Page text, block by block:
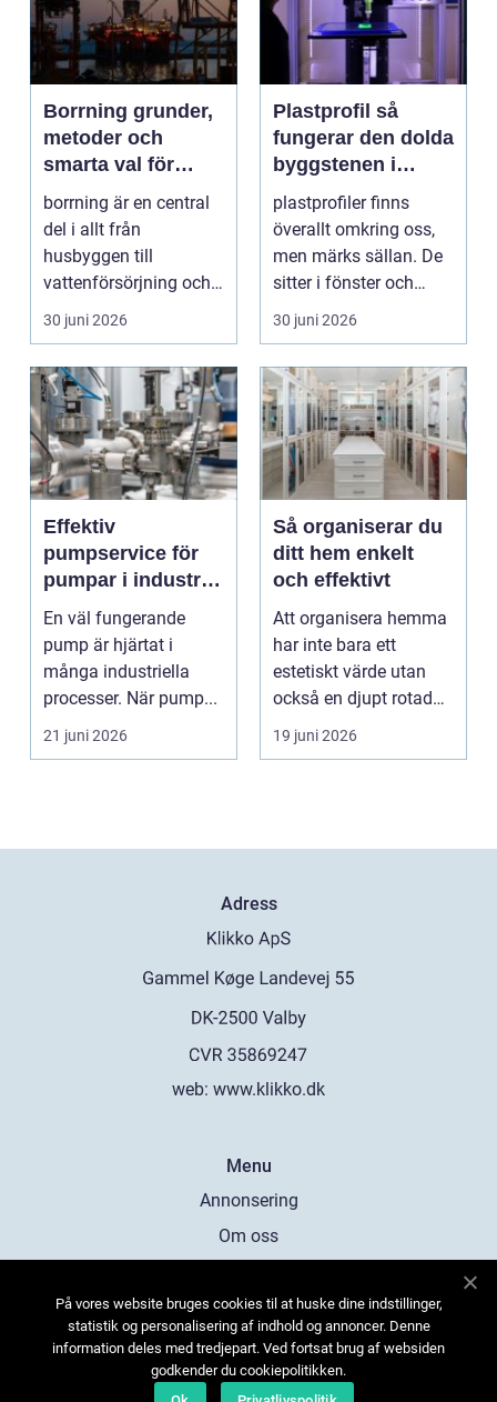
Borrning grunder,
metoder och
smarta val för
hållbara projekt
borrning är en central
del i allt från
husbyggen till
vattenförsörjning och
stora
infrastrukturproje...
30 juni 2026
Plastprofil så
fungerar den dolda
byggstenen i
modern industri
plastprofiler finns
överallt omkring oss,
men märks sällan. De
sitter i fönster och
dörrar, i kylskå...
30 juni 2026
Effektiv
pumpservice för
pumpar i industrin
– så undviker du
dyra driftstopp
En väl fungerande
pump är hjärtat i
många industriella
processer. När pump...
21 juni 2026
Så organiserar du
ditt hem enkelt
och effektivt
Att organisera hemma
har inte bara ett
estetiskt värde utan
också en djupt rotad
på...
19 juni 2026
Adress
web: www.klikko.dk
Menu
Annonsering
Om oss
Kontakta oss
Sitemap
På vores website bruges cookies til at huske dine indstillinger,
statistik og personalisering af indhold og annoncer. Denne
information deles med tredjepart. Ved fortsat brug af websiden
godkender du cookiepolitikken.